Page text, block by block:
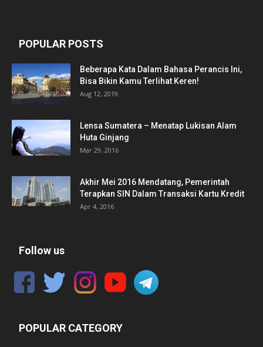
POPULAR POSTS
Beberapa Kata Dalam Bahasa Perancis Ini,
Bisa Bikin Kamu Terlihat Keren!
Aug 12, 2019
Lensa Sumatera – Menatap Lukisan Alam
Huta Ginjang
Mar 29, 2016
Akhir Mei 2016 Mendatang, Pemerintah
Terapkan SIN Dalam Transaksi Kartu Kredit
Apr 4, 2016
Follow us
POPULAR CATEGORY